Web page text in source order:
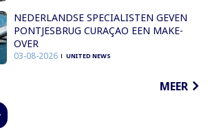
NEDERLANDSE SPECIALISTEN GEVEN
PONTJESBRUG CURAÇAO EEN MAKE-
OVER
03-08-2026 UNITED NEWS
MEER